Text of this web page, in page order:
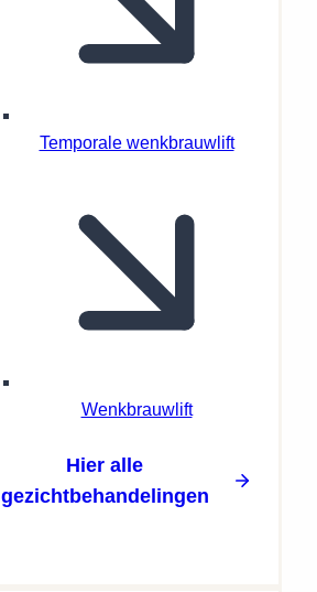
Temporale wenkbrauwlift
Wenkbrauwlift
Hier alle
gezichtbehandelingen